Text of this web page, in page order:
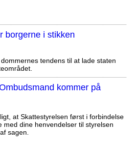
borgerne i stikken
tendens til at lade staten
kommer på
at Skattestyrelsen først i forbindelse
dine henvendelser til styrelsen
sagen.